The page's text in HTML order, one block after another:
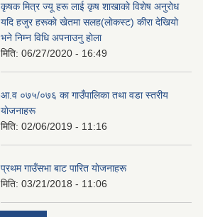
कृषक मित्र ज्यू हरू लाई कृष शाखाकाे विशेष अनुराेध
यदि हजुर हरूकाे खेतमा सलह(लाेकस्ट) कीरा देखियाे
भने निम्न विधि अपनाउनु हाेला
मिति: 06/27/2020 - 16:49
आ‍.व ०७५/०७६ का गाउँपालिका तथा वडा स्तरीय
याेजनाहरू
मिति: 02/06/2019 - 11:16
प्रथम गाउँसभा बाट पारित याेजनाहरू
मिति: 03/21/2018 - 11:06